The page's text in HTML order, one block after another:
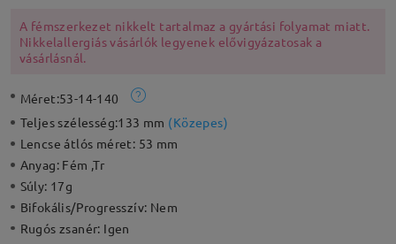
biztonságos és testreszabott illeszkedésért. A legjobb
választás bármely napos napra.
A fémszerkezet nikkelt tartalmaz a gyártási folyamat miatt.
Nikkelallergiás vásárlók legyenek elővigyázatosak a
vásárlásnál.
Méret:53-14-140
Teljes szélesség:133 mm (Közepes)
Lencse átlós méret: 53 mm
Anyag: Fém ,Tr
Súly: 17g
Bifokális/Progresszív: Nem
Rugós zsanér: Igen